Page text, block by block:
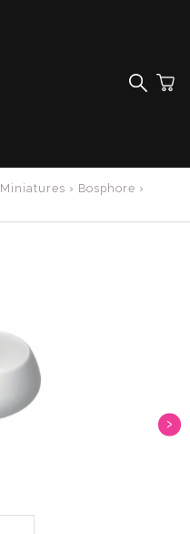
Miniatures › Bosphore ›
›